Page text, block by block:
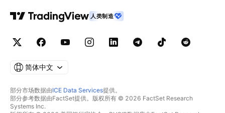
人类制造
简体中文
部分市场数据由ICE Data Services提供。
部分参考数据由FactSet提供。版权所有 © 2026 FactSet Research
Systems Inc.